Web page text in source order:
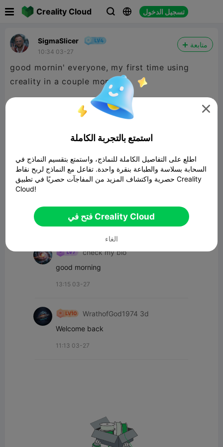
Creality Cloud   تسجيل الدخول
SigmaSlicer
10:34 03-27
متابعة
good mornin' everyone, my first time using
creality in a couple months
13
check my bio
good morning
13:15 03-27
WrathofGod1974 3d
Welcome back
11:13 03-27

استمتع بالتجربة الكاملة
اطلع على التفاصيل الكاملة للنماذج، واستمتع بتقسيم النماذج في
السحابة بسلاسة والطباعة بنقرة واحدة. تفاعل مع النماذج لربح نقاط
حصرية واكتشاف المزيد من المفاجآت حصريًا في تطبيق Creality
Cloud!
فتح في Creality Cloud
الغاء